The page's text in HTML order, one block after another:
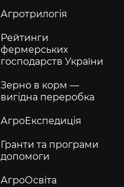
Агротрилогія
Рейтинги
фермерських
господарств України
Зерно в корм —
вигідна переробка
АгроЕкспедиція
Гранти та програми
допомоги
АгроОсвіта